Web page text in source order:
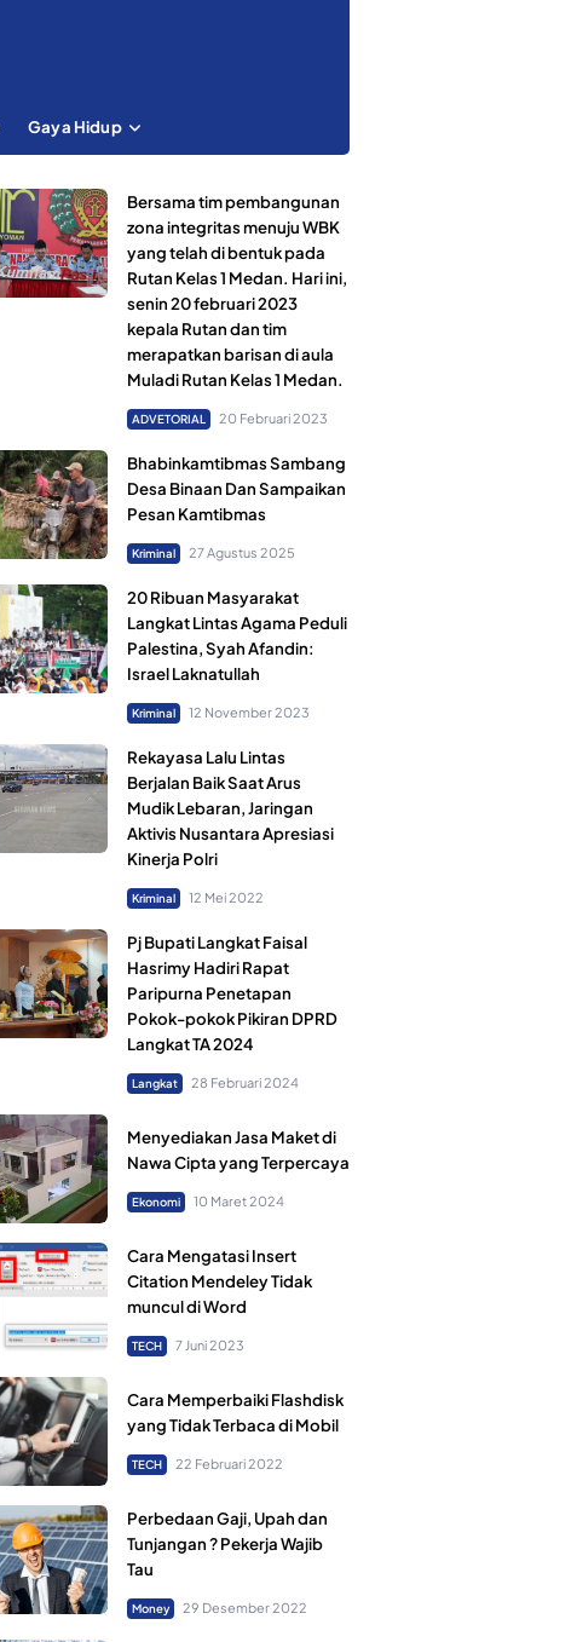
Gaya Hidup
Bersama tim pembangunan
zona integritas menuju WBK
yang telah di bentuk pada
Rutan Kelas 1 Medan. Hari ini,
senin 20 februari 2023
kepala Rutan dan tim
merapatkan barisan di aula
Muladi Rutan Kelas 1 Medan.
ADVETORIAL 20 Februari 2023
Bhabinkamtibmas Sambang
Desa Binaan Dan Sampaikan
Pesan Kamtibmas
Kriminal 27 Agustus 2025
20 Ribuan Masyarakat
Langkat Lintas Agama Peduli
Palestina, Syah Afandin:
Israel Laknatullah
Kriminal 12 November 2023
Rekayasa Lalu Lintas
Berjalan Baik Saat Arus
Mudik Lebaran, Jaringan
Aktivis Nusantara Apresiasi
Kinerja Polri
Kriminal 12 Mei 2022
Pj Bupati Langkat Faisal
Hasrimy Hadiri Rapat
Paripurna Penetapan
Pokok-pokok Pikiran DPRD
Langkat TA 2024
Langkat 28 Februari 2024
Menyediakan Jasa Maket di
Nawa Cipta yang Terpercaya
Ekonomi 10 Maret 2024
Cara Mengatasi Insert
Citation Mendeley Tidak
muncul di Word
TECH 7 Juni 2023
Cara Memperbaiki Flashdisk
yang Tidak Terbaca di Mobil
TECH 22 Februari 2022
Perbedaan Gaji, Upah dan
Tunjangan ? Pekerja Wajib
Tau
Money 29 Desember 2022